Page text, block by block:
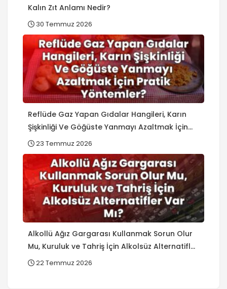
Kalın Zıt Anlamı Nedir?
30 Temmuz 2026
Reflüde Gaz Yapan Gıdalar Hangileri, Karın
Şişkinliği Ve Göğüste Yanmayı Azaltmak İçin
Pratik Yöntemler?
23 Temmuz 2026
Alkollü Ağız Gargarası Kullanmak Sorun Olur
Mu, Kuruluk ve Tahriş İçin Alkolsüz Alternatifler
Var Mı?
22 Temmuz 2026